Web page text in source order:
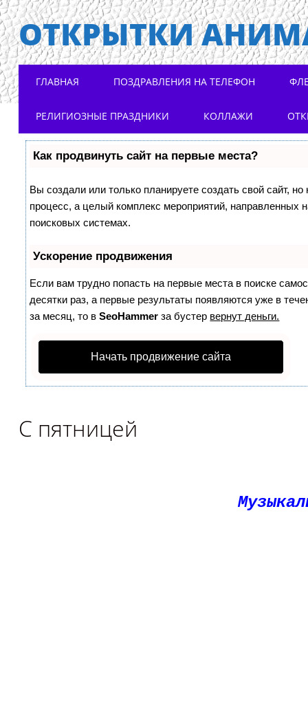
ОТКРЫТКИ
Main menu
ГЛАВНАЯ ПОЗДРАВЛЕНИЯ НА ТЕЛЕФОН
РЕЛИГИОЗНЫЕ ПРАЗДНИКИ КОЛЛАЖИ
Как продвинуть сайт на первые места?
Вы создали или только планируете создать свой сайт,
процесс, а целый комплекс мероприятий, направленных
поисковых системах.
Ускорение продвижения
Если вам трудно попасть на первые места в поиске
десятки раз, а первые результаты появляются уже в
за месяц, то вSeoHammer за бустер вернут деньги.
Начать продвижение сайта
С пятницей